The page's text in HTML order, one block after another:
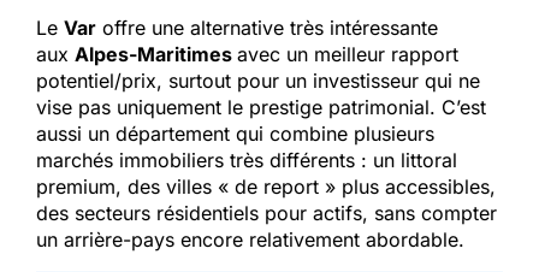
Le Var offre une alternative très intéressante
aux Alpes-Maritimes avec un meilleur rapport
potentiel/prix, surtout pour un investisseur qui ne
vise pas uniquement le prestige patrimonial. C’est
aussi un département qui combine plusieurs
marchés immobiliers très différents : un littoral
premium, des villes « de report » plus accessibles,
des secteurs résidentiels pour actifs, sans compter
un arrière-pays encore relativement abordable.